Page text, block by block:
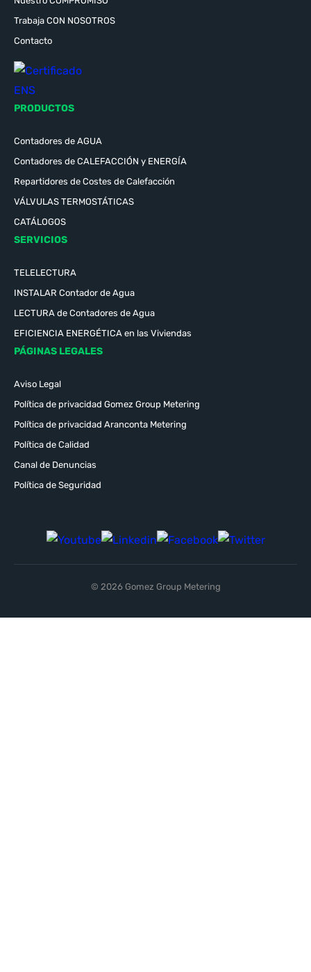
Trabaja CON NOSOTROS
Contacto
PRODUCTOS
Contadores de AGUA
Contadores de CALEFACCIÓN y ENERGÍA
Repartidores de Costes de Calefacción
VÁLVULAS TERMOSTÁTICAS
CATÁLOGOS
SERVICIOS
TELELECTURA
INSTALAR Contador de Agua
LECTURA de Contadores de Agua
EFICIENCIA ENERGÉTICA en las Viviendas
PÁGINAS LEGALES
Aviso Legal
Política de privacidad Gomez Group Metering
Política de privacidad Aranconta Metering
Política de Calidad
Canal de Denuncias
Política de Seguridad
© 2026 Gomez Group Metering